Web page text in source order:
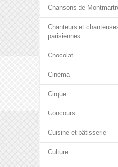
Chansons de
Chanteurs et
parisiennes
Chocolat
Cinéma
Cirque
Concours
Cuisine et pâtisserie
Culture